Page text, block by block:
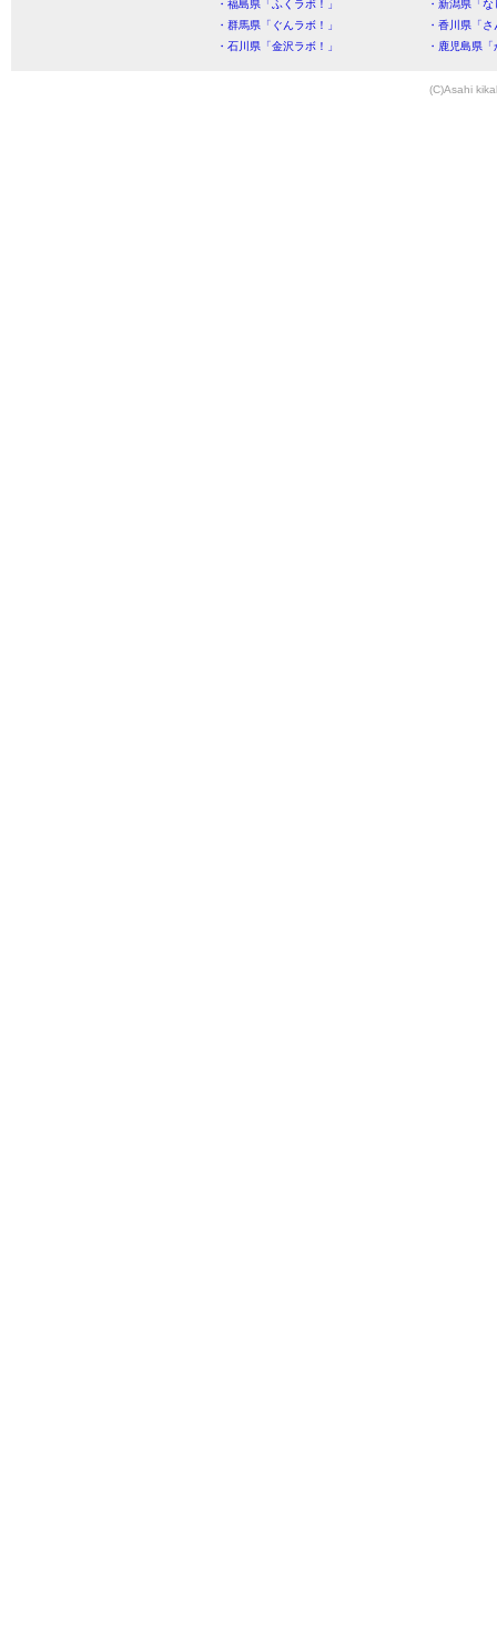
・福島県「ふくラボ！」
・新潟県「
・群馬県「ぐんラボ！」
・香川県「
・石川県「金沢ラボ！」
・鹿児島県
(C)Asahi